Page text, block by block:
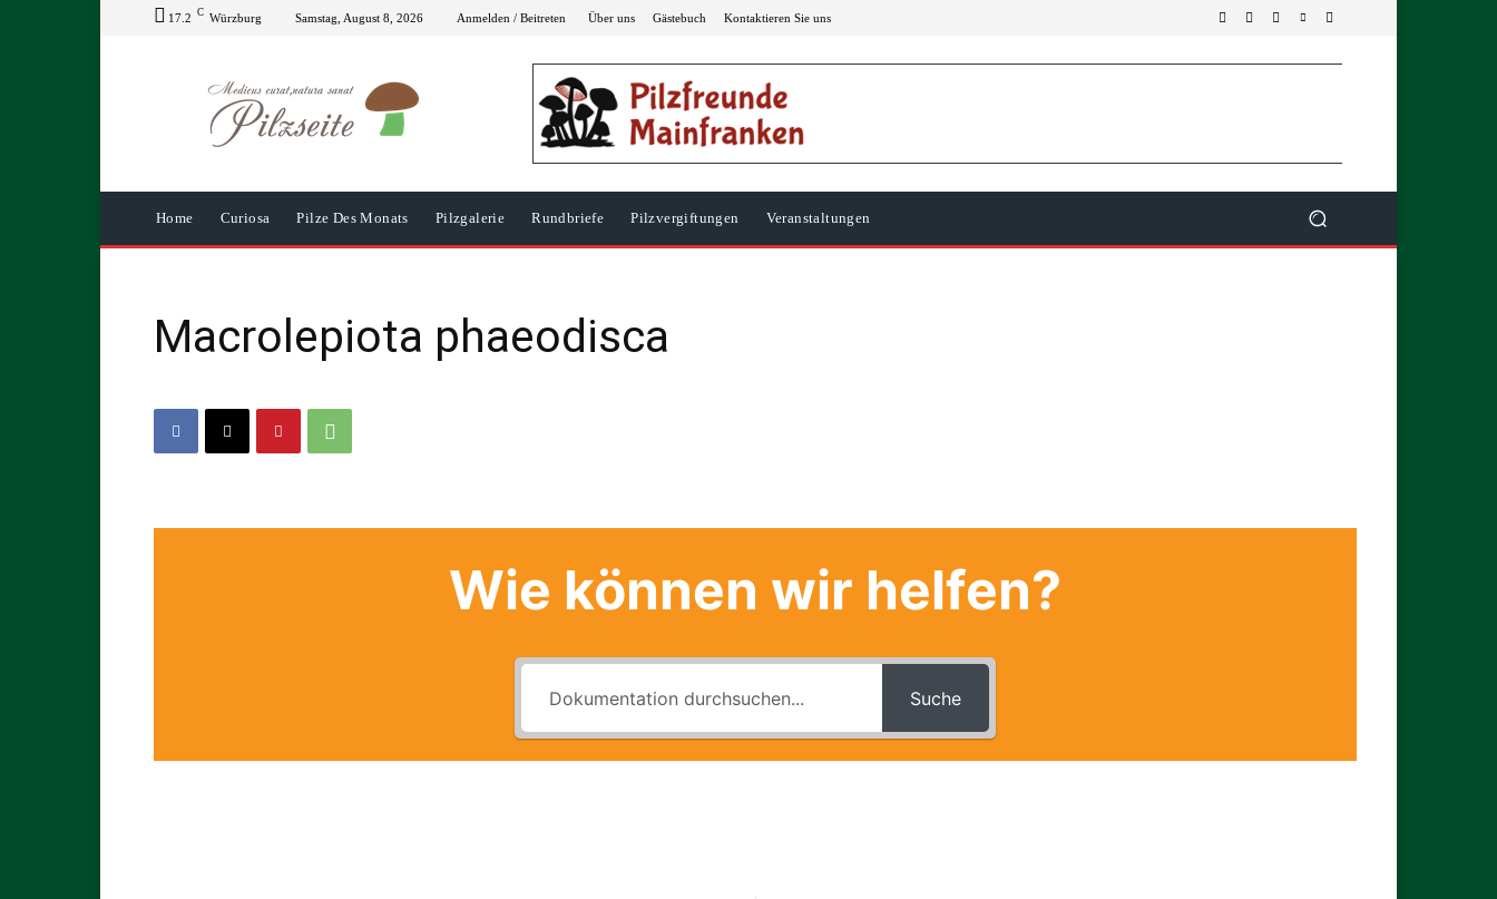
17.2 C Würzburg Samstag, August 8, 2026 Anmelden / Beitreten Über uns Gästebuch Kontaktieren Sie uns
Home Curiosa Pilze Des Monats Pilzgalerie Rundbriefe Pilzvergiftungen Veranstaltungen
Macrolepiota phaeodisca
Wie können wir helfen?
Suche